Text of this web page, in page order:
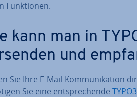
Funk­tio­nen.
kann man in
und
Sie Ihre E-Mail-Kom­mu­ni­ka­ti­on
Sie eine ent­spre­chen­de